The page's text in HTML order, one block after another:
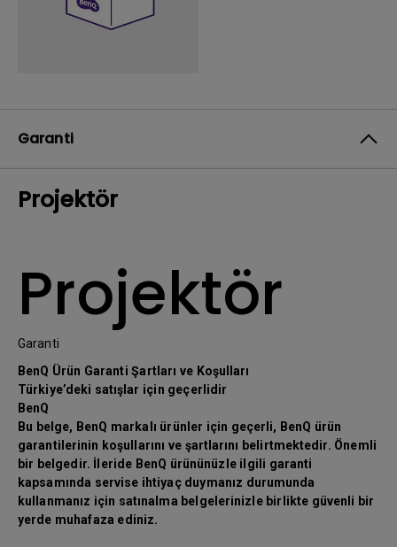
Garanti
Projektör
Projektör
Garanti
BenQ Ürün Garanti Şartları ve Koşulları
Türkiye’deki satışlar için geçerlidir
BenQ
Bu belge, BenQ markalı ürünler için geçerli, BenQ ürün
garantilerinin koşullarını ve şartlarını belirtmektedir. Önemli
bir belgedir. İleride BenQ ürününüzle ilgili garanti
kapsamında servise ihtiyaç duymanız durumunda
kullanmanız için satınalma belgelerinizle birlikte güvenli bir
yerde muhafaza ediniz.